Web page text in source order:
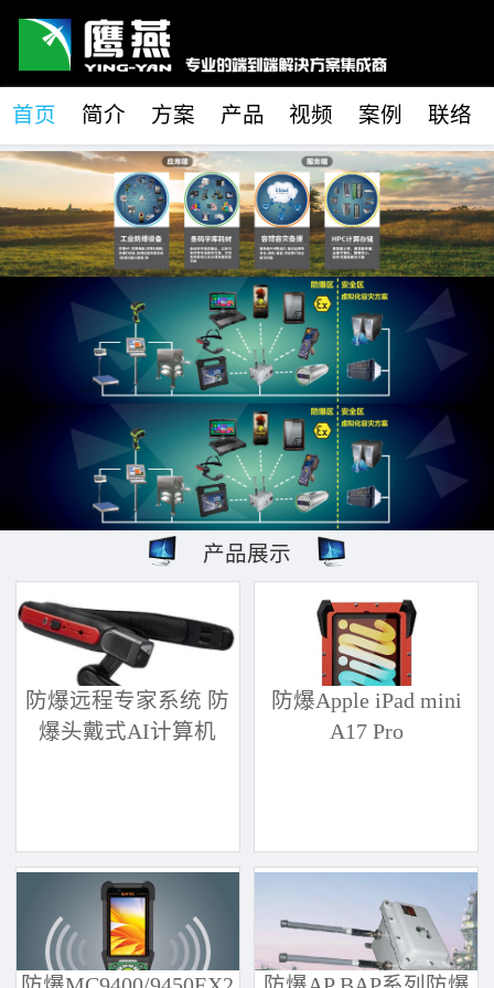
首页 简介 方案 产品 视频 案例 联络
产品展示
防爆远程专家系统 防
爆头戴式AI计算机
防爆Apple iPad mini
A17 Pro